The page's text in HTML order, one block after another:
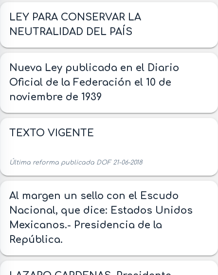
LEY PARA CONSERVAR LA
NEUTRALIDAD DEL PAÍS
Nueva Ley publicada en el Diario
Oficial de la Federación el 10 de
noviembre de 1939
TEXTO VIGENTE
Última reforma publicada DOF 21-06-2018
Al margen un sello con el Escudo
Nacional, que dice: Estados Unidos
Mexicanos.- Presidencia de la
República.